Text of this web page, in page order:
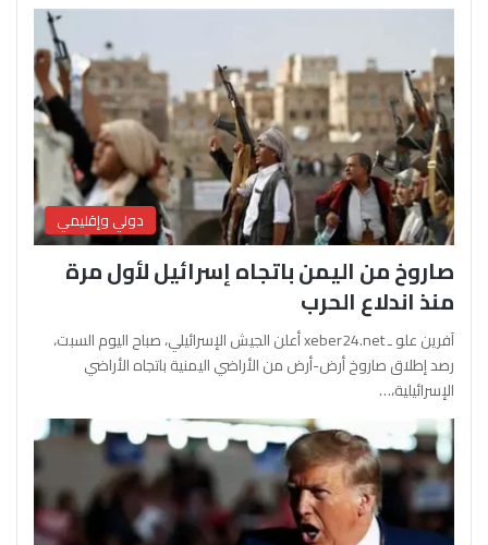
دولي وإقليمي
صاروخ من اليمن باتجاه إسرائيل لأول مرة
منذ اندلاع الحرب
آفرين علو ـ xeber24.net أعلن الجيش الإسرائيلي، صباح اليوم السبت،
رصد إطلاق صاروخ أرض-أرض من الأراضي اليمنية باتجاه الأراضي
الإسرائيلية،…